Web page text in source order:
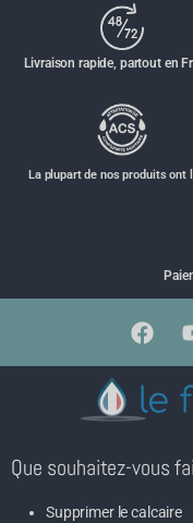
Livraison rapide, partout en
La plupart de nos produits ont
Que souhaitez-vous
Supprimer le calcaire